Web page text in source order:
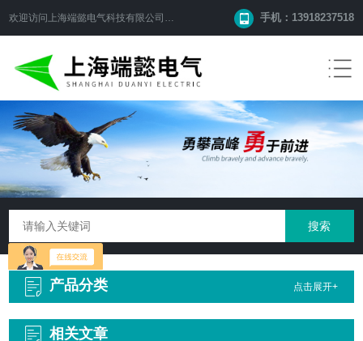
欢迎访问 上海端懿电气科技有限公司 网站！ 手机：13918237518
产品分类 点击展开+
相关文章